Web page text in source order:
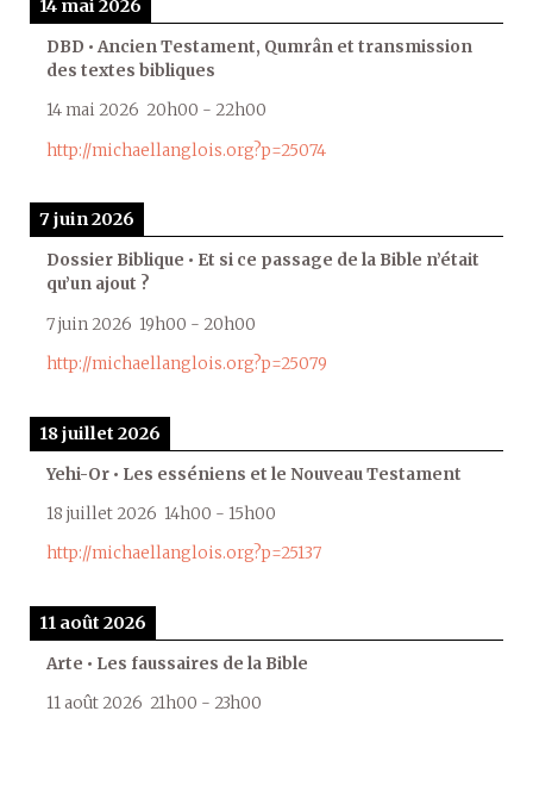
14 mai 2026
DBD • Ancien Testament, Qumrân et transmission
des textes bibliques
14 mai 2026 20h00 - 22h00
http://michaellanglois.org?p=25074
7 juin 2026
Dossier Biblique • Et si ce passage de la Bible n’était
qu’un ajout ?
7 juin 2026 19h00 - 20h00
http://michaellanglois.org?p=25079
18 juillet 2026
Yehi-Or • Les esséniens et le Nouveau Testament
18 juillet 2026 14h00 - 15h00
http://michaellanglois.org?p=25137
11 août 2026
Arte • Les faussaires de la Bible
11 août 2026 21h00 - 23h00